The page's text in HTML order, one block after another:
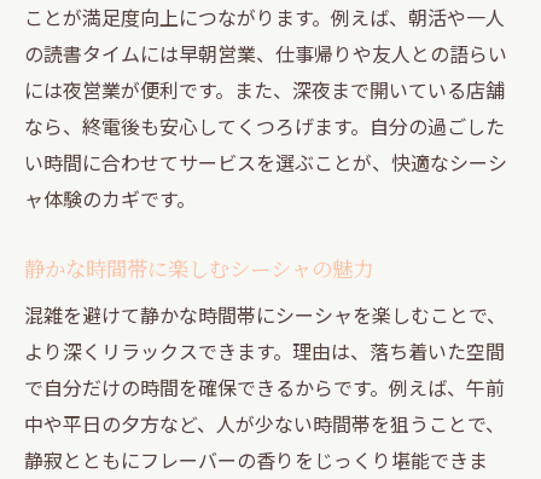
ことが満足度向上につながります。例えば、朝活や一人
の読書タイムには早朝営業、仕事帰りや友人との語らい
には夜営業が便利です。また、深夜まで開いている店舗
なら、終電後も安心してくつろげます。自分の過ごした
い時間に合わせてサービスを選ぶことが、快適なシーシ
ャ体験のカギです。
静かな時間帯に楽しむシーシャの魅力
混雑を避けて静かな時間帯にシーシャを楽しむことで、
より深くリラックスできます。理由は、落ち着いた空間
で自分だけの時間を確保できるからです。例えば、午前
中や平日の夕方など、人が少ない時間帯を狙うことで、
静寂とともにフレーバーの香りをじっくり堪能できま